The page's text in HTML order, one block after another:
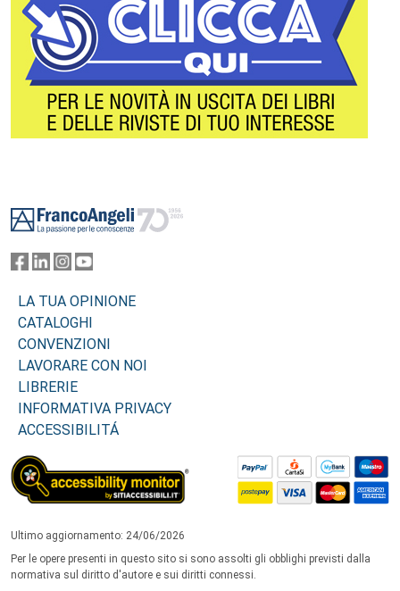
LA TUA OPINIONE
CATALOGHI
CONVENZIONI
LAVORARE CON NOI
LIBRERIE
INFORMATIVA PRIVACY
ACCESSIBILITÁ
Ultimo aggiornamento: 24/06/2026
Per le opere presenti in questo sito si sono assolti gli obblighi previsti dalla
normativa sul diritto d'autore e sui diritti connessi.